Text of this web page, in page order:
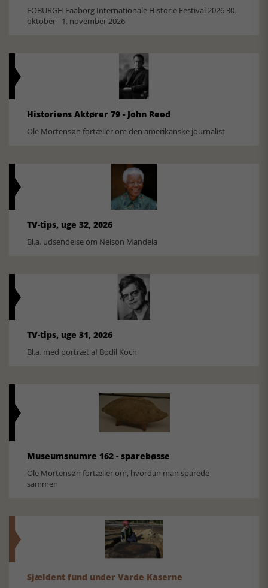
FOBURGH Faaborg Internationale Historie Festival 2026 30.
oktober - 1. november 2026
Historiens Aktører 79 - John Reed
Ole Mortensøn fortæller om den amerikanske journalist
TV-tips, uge 32, 2026
Bl.a. udsendelse om Nelson Mandela
TV-tips, uge 31, 2026
Bl.a. med portræt af Bodil Koch
Museumsnumre 162 - sparebøsse
Ole Mortensøn fortæller om, hvordan man sparede
sammen
Sjældent fund under Varde Kaserne